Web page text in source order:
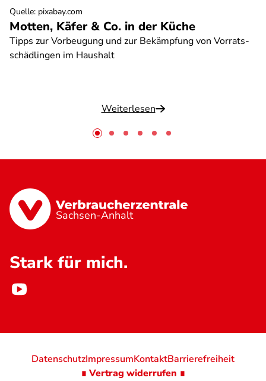
Motten, Käfer & Co. in der Küche
Tipps zur Vorbeugung und zur Bekämpfung von Vorrats-
schädlingen im Haushalt
Weiterlesen
Quelle: pixabay.com
Sachsen-Anhalt
Stark für mich.
DatenschutzImpressumKontaktBarrierefreiheit
∎ Vertrag widerrufen ∎